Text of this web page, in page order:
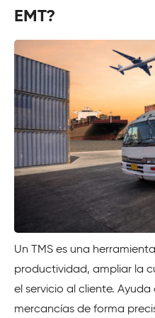
EMT?
Un TMS es una
productividad, ampliar la
el servicio al cliente.
mercancías de forma